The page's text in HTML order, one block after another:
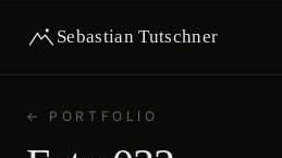
Sebastian Tutschner
HOME
← PORTFOLIO